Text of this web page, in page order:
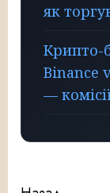
як
Крипто-
Binance
—